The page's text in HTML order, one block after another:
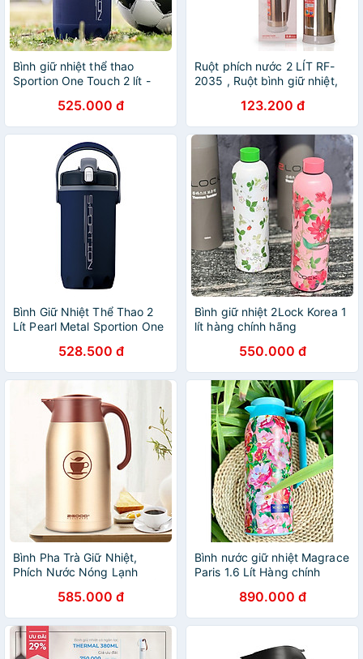
Bình giữ nhiệt thể thao
Sportion One Touch 2 lít -
525.000 đ
Ruột phích nước 2 LÍT RF-
2035 , Ruột bình giữ nhiệt,
CHÍNH HÃNG123.200 đ
Bình Giữ Nhiệt Thể Thao 2
Lít Pearl Metal Sportion One
Năng Động528.500 đ
Bình giữ nhiệt 2Lock Korea 1
lít hàng chính hãng
550.000 đ
Bình Pha Trà Giữ Nhiệt,
Phích Nước Nóng Lạnh
Giữ Nhiệt Nóng Lạnh Suốt
24h
585.000 đ
Bình nước giữ nhiệt Magrace
Paris 1.6 Lít Hàng chính
890.000 đ